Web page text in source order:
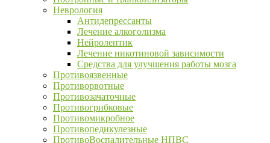
Неврология
Антидепрессанты
Лечение алкоголизма
Нейролептик
Лечение никотиновой зависимости
Средства для улучшения работы мозга
Противоязвенные
Противорвотные
Противозачаточные
Противогрибковые
Противомикробное
Противопедикулезные
ПротивоВоспалительные НПВС